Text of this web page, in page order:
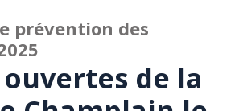
prévention des
de la